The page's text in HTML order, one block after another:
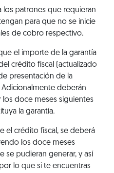
los patrones que requieran
para que no se inicie
de cobro respectivo.
el importe de la garantía
crédito fiscal (actualizado
presentación de la
Adicionalmente deberán
doce meses siguientes
la garantía.
el crédito fiscal, se deberá
los doce meses
se pudieran generar, y así
lo que si te encuentras